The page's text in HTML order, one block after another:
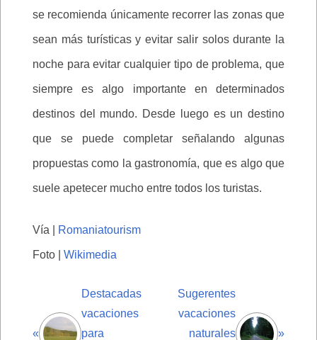
se recomienda únicamente recorrer las zonas que
sean más turísticas y evitar salir solos durante la
noche para evitar cualquier tipo de problema, que
siempre es algo importante en determinados
destinos del mundo. Desde luego es un destino
que se puede completar señalando algunas
propuestas como la gastronomía, que es algo que
suele apetecer mucho entre todos los turistas.
Vía | Romaniatourism
Foto | Wikimedia
«
Destacadas
vacaciones
para
Sugerentes
vacaciones
naturales
»